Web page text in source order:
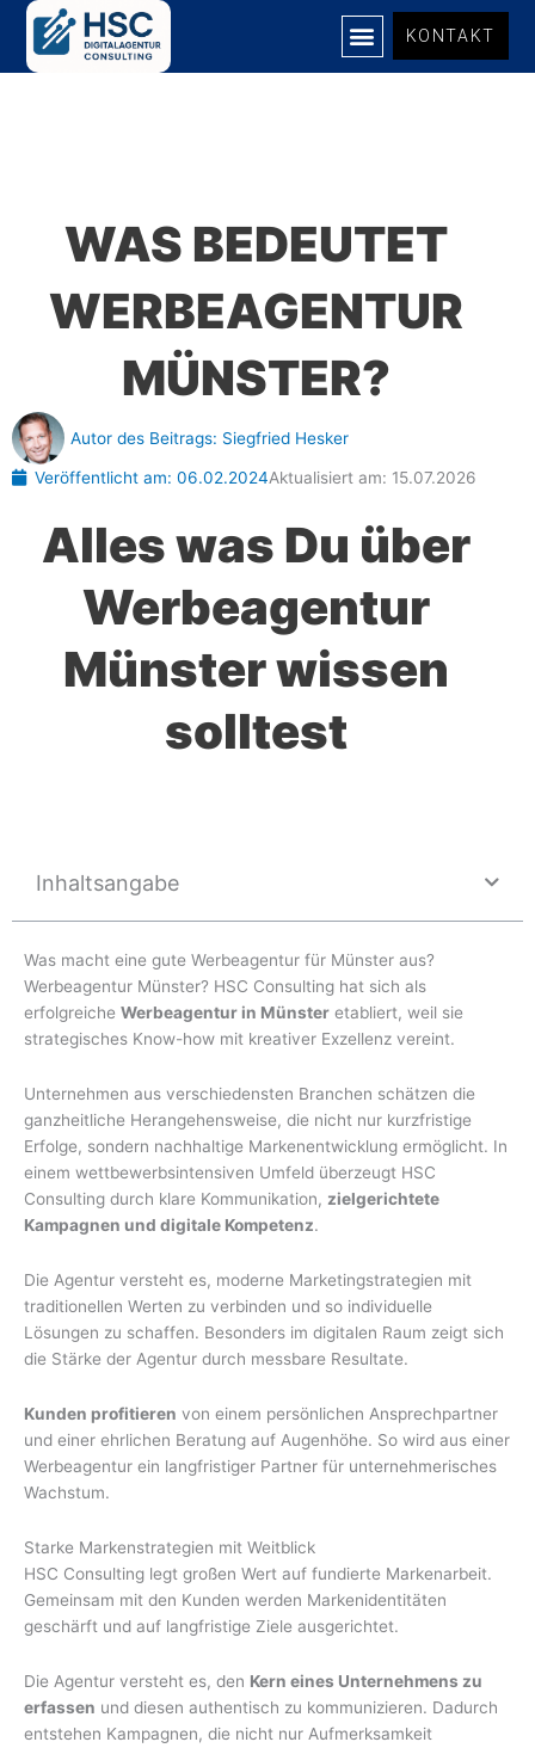
Zum
springen
KONTAKT
WAS BEDEUTET
WERBEAGENTUR
MÜNSTER?
Autor des Beitrags: Siegfried Hesker
Veröffentlicht am: 06.02.2024Aktualisiert am: 15.07.2026
Alles was Du über
Werbeagentur
Münster wissen
solltest
Inhaltsangabe
Was macht eine gute Werbeagentur für Münster aus?
Werbeagentur Münster? HSC Consulting hat sich als
erfolgreiche Werbeagentur in Münster etabliert, weil sie
strategisches Know-how mit kreativer Exzellenz vereint.
Unternehmen aus verschiedensten Branchen schätzen die
ganzheitliche Herangehensweise, die nicht nur kurzfristige
Erfolge, sondern nachhaltige Markenentwicklung ermöglicht. In
einem wettbewerbsintensiven Umfeld überzeugt HSC
Consulting durch klare Kommunikation, zielgerichtete
Kampagnen und digitale Kompetenz.
Die Agentur versteht es, moderne Marketingstrategien mit
traditionellen Werten zu verbinden und so individuelle
Lösungen zu schaffen. Besonders im digitalen Raum zeigt sich
die Stärke der Agentur durch messbare Resultate.
Kunden profitieren von einem persönlichen Ansprechpartner
und einer ehrlichen Beratung auf Augenhöhe. So wird aus einer
Werbeagentur ein langfristiger Partner für unternehmerisches
Wachstum.
Starke Markenstrategien mit Weitblick
HSC Consulting legt großen Wert auf fundierte Markenarbeit.
Gemeinsam mit den Kunden werden Markenidentitäten
geschärft und auf langfristige Ziele ausgerichtet.
Die Agentur versteht es, den Kern eines Unternehmens zu
erfassen und diesen authentisch zu kommunizieren. Dadurch
entstehen Kampagnen, die nicht nur Aufmerksamkeit